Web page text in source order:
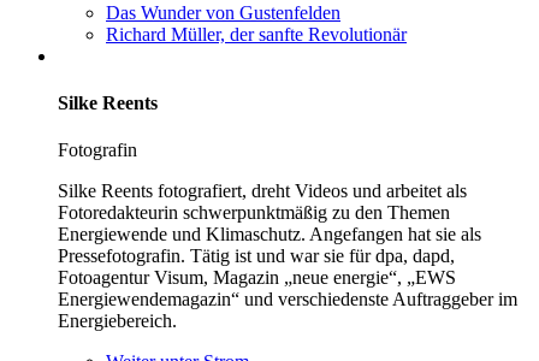
Das Wunder von Gustenfelden
Richard Müller, der sanfte Revolu­­tionär
Silke Reents
Fotografin
Silke Reents fotografiert, dreht Videos und arbeitet als
Fotoredakteurin schwerpunktmäßig zu den Themen
Energiewende und Klimaschutz. Angefangen hat sie als
Pressefotografin. Tätig ist und war sie für dpa, dapd,
Fotoagentur Visum, Magazin „neue energie“, „EWS
Energiewendemagazin“ und verschiedenste Auftraggeber im
Energiebereich.